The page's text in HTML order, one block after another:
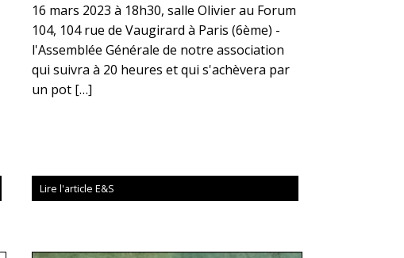
16 mars 2023 à 18h30, salle Olivier au Forum
104, 104 rue de Vaugirard à Paris (6ème) -
l'Assemblée Générale de notre association
qui suivra à 20 heures et qui s'achèvera par
un pot […]
Lire l'article E&S